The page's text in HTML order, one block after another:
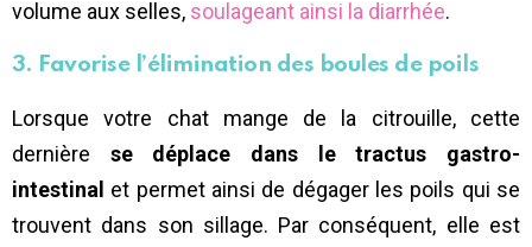
volume aux selles, soulageant ainsi la diarrhée.
3. Favorise l’élimination des boules de poils
Lorsque votre chat mange de la citrouille, cette
dernière se déplace dans le tractus gastro-
intestinal et permet ainsi de dégager les poils qui se
trouvent dans son sillage. Par conséquent, elle est